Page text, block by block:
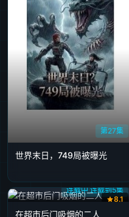
第27集
世界末日，749局被曝光
连载中 连载到5集
8.1
在超市后门吸烟的二人